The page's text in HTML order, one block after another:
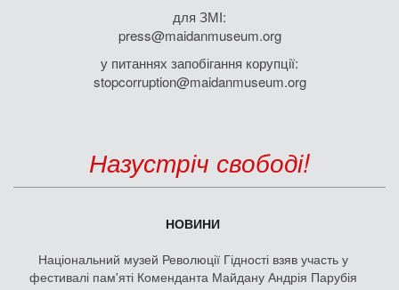
для ЗМІ:
press@maidanmuseum.org
у питаннях запобігання корупції:
stopcorruption@maidanmuseum.org
Назустріч свободі!
НОВИНИ
Національний музей Революції Гідності взяв участь у
фестивалі пам'яті Коменданта Майдану Андрія Парубія